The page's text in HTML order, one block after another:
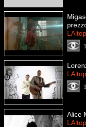
Alice